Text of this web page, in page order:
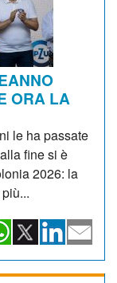
ORA LA
le ha passate
fine si è
2026: la